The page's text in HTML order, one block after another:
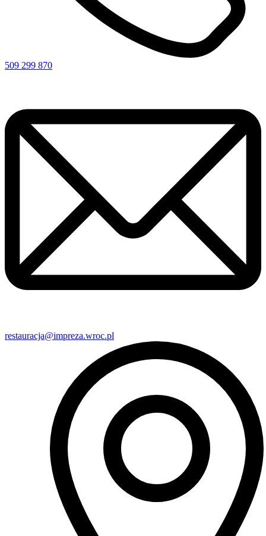
509 299 870
restauracja@impreza.wroc.pl